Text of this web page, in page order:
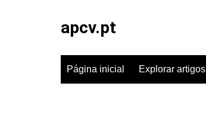
apcv.pt
Página inicial Explorar artigos